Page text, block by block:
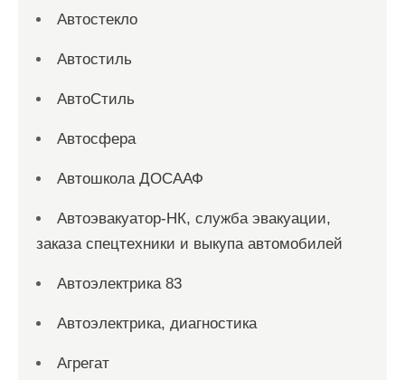
Автостекло
Автостиль
АвтоСтиль
Автосфера
Автошкола ДОСААФ
Автоэвакуатор-НК, служба эвакуации,
заказа спецтехники и выкупа автомобилей
Автоэлектрика 83
Автоэлектрика, диагностика
Агрегат